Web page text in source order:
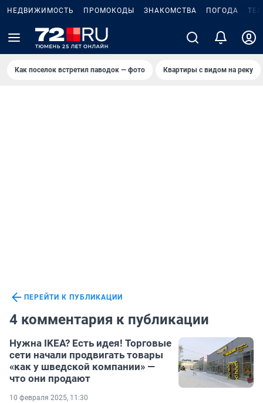
НЕДВИЖИМОСТЬ ПРОМОКОДЫ ЗНАКОМСТВА ПОГОДА
Как поселок встретил паводок — фото Квартиры с видом на реку
ПЕРЕЙТИ К ПУБЛИКАЦИИ
4 комментария к публикации
Нужна IKEA? Есть идея! Торговые
сети начали продвигать товары
«как у шведской компании» —
что они продают
10 февраля 2025, 11:30